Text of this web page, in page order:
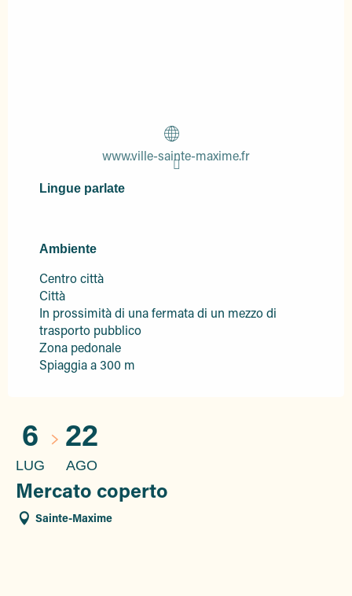
www.ville-sainte-maxime.fr
Lingue parlate
Lingue parlate
Ambiente
Ambiente
Centro città
Città
In prossimità di una fermata di un mezzo di
trasporto pubblico
Zona pedonale
Spiaggia a 300 m
6
LUG
22
AGO
Mercato coperto
Sainte-Maxime